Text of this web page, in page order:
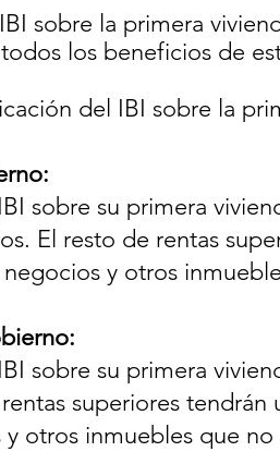
sobre la primera
los beneficios de
del IBI sobre la
sobre su primera
El resto de rentas
y otros
sobre su primera
superiores
otros inmuebles que